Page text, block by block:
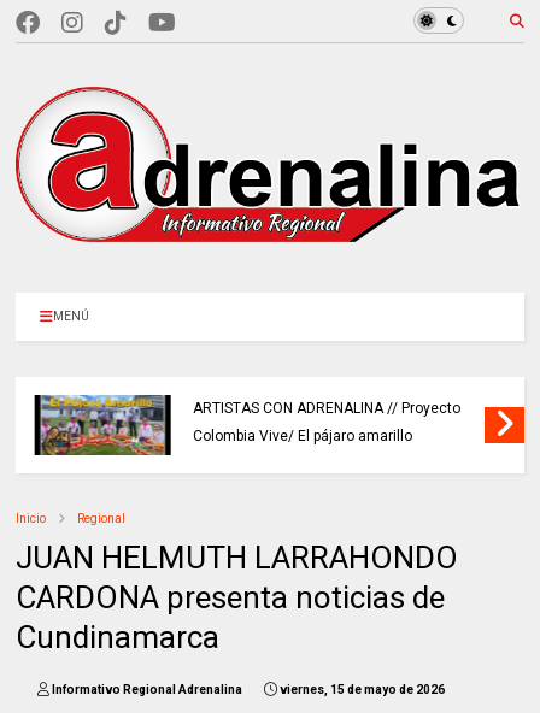
MENÚ
ARTISTAS CON ADRENALINA // Proyecto
Colombia Vive/ El pájaro amarillo
Inicio Regional
JUAN HELMUTH LARRAHONDO
CARDONA presenta noticias de
Cundinamarca
Informativo Regional Adrenalina viernes, 15 de mayo de 2026